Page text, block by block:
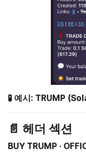
🧪 예시: TRUMP
📄 헤더 섹션
BUY TRUMP ·